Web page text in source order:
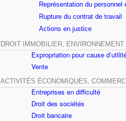
Représentation du
Rupture du contrat de travail
Actions en justice
DROIT IMMOBILIER,
Expropriation pour cause
Vente
ACTIVITÉS ÉCONOMIQUES,
Entreprises en difficulté
Droit des sociétés
Droit bancaire